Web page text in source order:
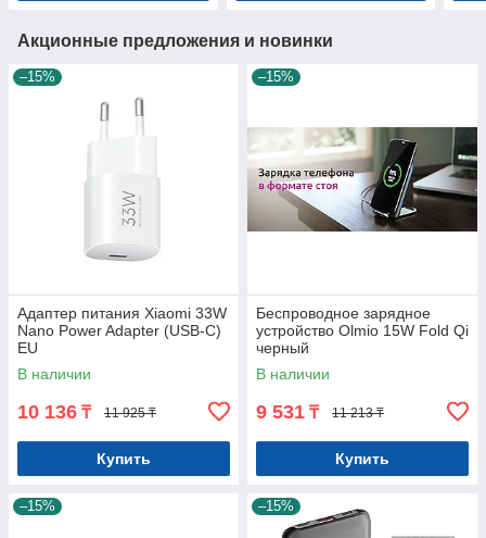
Акционные предложения и новинки
–15%
Адаптер питания Xiaomi 33W
Nano Power Adapter (USB-C)
EU
В наличии
10 136 ₸ 11 925 ₸
Купить
–15%
Беспроводное зарядное
устройство Olmio 15W Fold Qi
черный
В наличии
9 531 ₸ 11 213 ₸
Купить
–15% –15%